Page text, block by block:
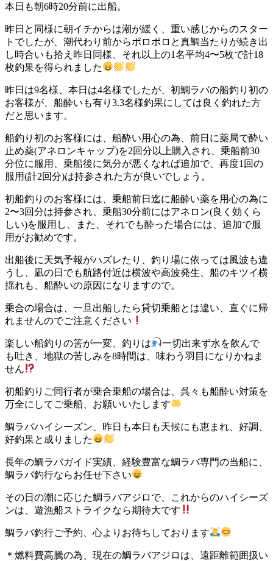
本日も朝6時20分前に出船。
昨日と同様に朝イチからは潮が緩く、重い感じからのスター
トでしたが、潮代わり前からポロポロと真鯛当たりが続き出
し時合いも拾え昨日同様、それ以上の1名平均4〜5枚で計18
枚釣果を得られました
昨日は9名様、本日は4名様でしたが、初鯛ラバの船釣り初の
お客様が、船酔いも有り3.3名様釣果にしては良く釣れた方
だと思います。
船釣り初のお客様には、船酔い用心の為、前日に薬局で酔い
止め薬(アネロンキャップ)を2回分以上購入され、乗船前30
分位に服用、乗船後に気分が悪くなれば追加で、再度1回の
服用(計2回分)は持参された方が良いでしょう。
初船釣りのお客様には、乗船前日迄に船酔い薬を用心の為に
2〜3回分は持参され、乗船30分前にはアネロン(良く効くら
しい)を服用し、また、それでも酔った場合には、追加で服
用がお勧めです。
出船後に天気予報がハズレたり、釣り場に依っては風波も違
うし、凪の日でも航路付近は横波や高波発生、船のキツイ横
揺れも、船酔いの原因になりますので。
乗合の場合は、一旦出船したら貸切乗船とは違い、直ぐに帰
れませんのでご注意ください
楽しい船釣りの筈が一変、釣りは
一切出来ず水を飲んで
も吐き、地獄の苦しみを8時間は、味わう羽目になりかねま
せん
初船釣りご同行者が乗合乗船の場合は、呉々も船酔い対策を
万全にしてご乗船、お願いいたします
鯛ラバハイシーズン、昨日も本日も天候にも恵まれ、好調、
好釣果と成りました
長年の鯛ラバガイド実績、経験豊富な鯛ラバ専門の当船に、
鯛ラバ釣行ならお任せ下さい
その日の潮に応じた鯛ラバアジロで、これからのハイシーズ
ンは、遊漁船ストライクなら期待大です
鯛ラバ釣行ご予約、心よりお待ちしております
＊燃料費高騰の為、現在の鯛ラバアジロは、遠距離範囲扱い